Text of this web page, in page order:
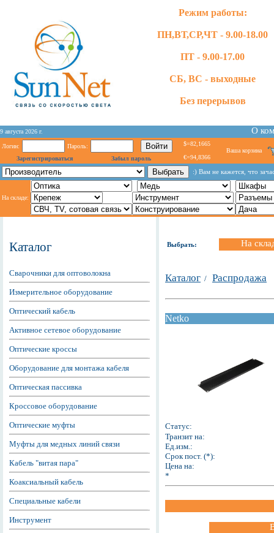
Режим работы:
ПН,ВТ,СР,ЧТ - 9.00-18.00
ПТ - 9.00-17.00
СБ, ВС - выходные
Без перерывов
9 августа 2026 г. О
Логин:
Пароль:
Зарегистрироваться
Забыл пароль
$=82,1665
€=94,8366
Ваша корзина
:) Вам не кажется, что
На складе:
Каталог
Сварочники для оптоволокна
Измерительное оборудование
Оптический кабель
Активное сетевое оборудование
Оптические кроссы
Оборудование для монтажа кабеля
Оптическая пассивка
Кроссовое оборудование
Оптические муфты
Муфты для медных линий связи
Кабель "витая пара"
Коаксиальный кабель
Специальные кабели
Инструмент
Выбрать: На
Каталог / Распродажа
Netko
Статус:
Транзит на:
Ед.изм.:
Срок пост. (*):
Цена на:
*